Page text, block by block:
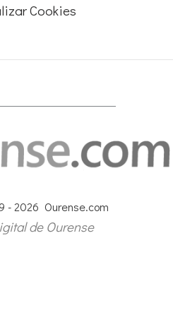
Cookies
- 2026 Ourense.com
de Ourense